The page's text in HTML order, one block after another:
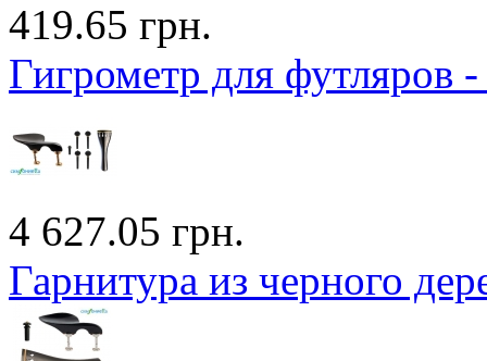
419.65 грн.
Гигрометр для футляров
4 627.05 грн.
Гарнитура из черного